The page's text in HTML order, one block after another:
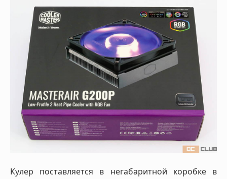
Кулер поставляется в негабаритной коробке в